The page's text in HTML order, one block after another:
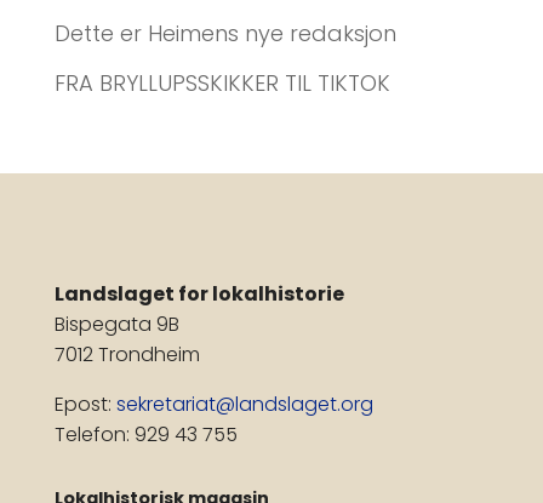
Dette er Heimens nye redaksjon
FRA BRYLLUPSSKIKKER TIL TIKTOK
Landslaget for lokalhistorie
Bispegata 9B
7012 Trondheim
Epost: sekretariat@landslaget.org
Telefon: 929 43 755
Lokalhistorisk magasin